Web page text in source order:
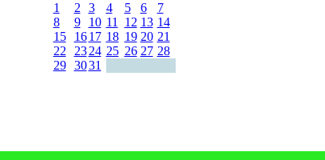
1
2 3 4 5 6
7
8
9 10 11 12 13 14
15
16 17 18 19 20 21
22
23 24 25 26 27 28
29
3031